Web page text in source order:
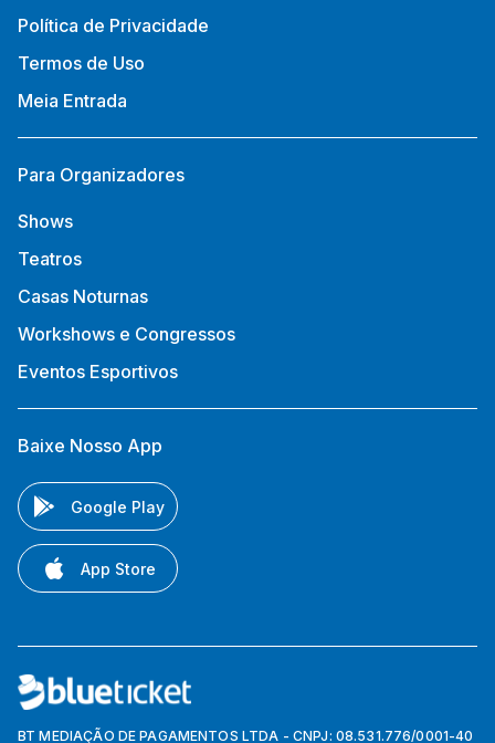
Política de Privacidade
Termos de Uso
Meia Entrada
Para Organizadores
Shows
Teatros
Casas Noturnas
Workshows e Congressos
Eventos Esportivos
Baixe Nosso App
Google Play
App Store
BT MEDIAÇÃO DE PAGAMENTOS LTDA - CNPJ: 08.531.776/0001-40